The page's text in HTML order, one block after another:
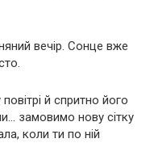
вечір. Сонце вже
й спритно його
замовимо нову сітку
коли ти по ній